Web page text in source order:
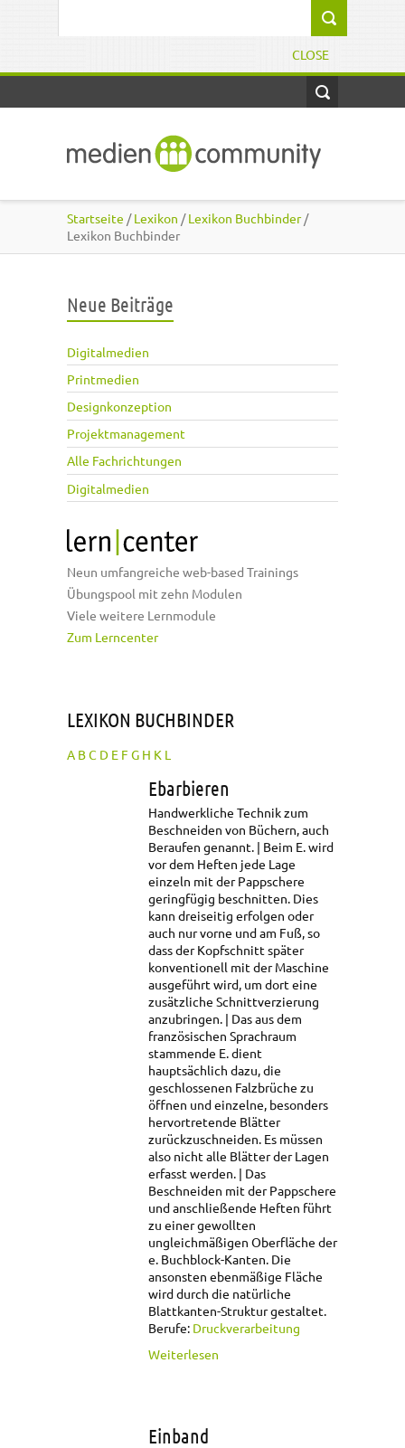
CLOSE
Startseite /Lexikon /Lexikon Buchbinder/
Lexikon Buchbinder
Neue Beiträge
Digitalmedien
Printmedien
Designkonzeption
Projektmanagement
Alle Fachrichtungen
Digitalmedien
Neun umfangreiche web-based Trainings
Übungspool mit zehn Modulen
Viele weitere Lernmodule
Zum Lerncenter
LEXIKON BUCHBINDER
A BC D E F G H K L
Ebarbieren
Handwerkliche Technik zum
Beschneiden von Büchern, auch
Beraufen genannt.
Beim E. wird
vor dem Heften jede Lage
einzeln mit der Pappschere
geringfügig beschnitten. Dies
kann dreiseitig erfolgen oder
auch nur vorne und am Fuß, so
dass der Kopfschnitt später
konventionell mit der Maschine
ausgeführt wird, um dort eine
zusätzliche Schnittverzierung
anzubringen.
Das aus dem
französischen Sprachraum
stammende E. dient
hauptsächlich dazu, die
geschlossenen Falzbrüche zu
öffnen und einzelne, besonders
hervortretende Blätter
zurückzuschneiden. Es müssen
also nicht alle Blätter der Lagen
erfasst werden.
Das
Beschneiden mit der Pappschere
und anschließende Heften führt
zu einer gewollten
ungleichmäßigen Oberfläche der
e. Buchblock-Kanten. Die
ansonsten ebenmäßige Fläche
wird durch die natürliche
Blattkanten-Struktur gestaltet.
Berufe: Druckverarbeitung
Weiterlesen
Einband